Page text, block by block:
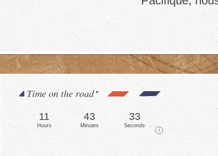
Time on the road
11
Hours
43
Minutes
35
Seconds
i